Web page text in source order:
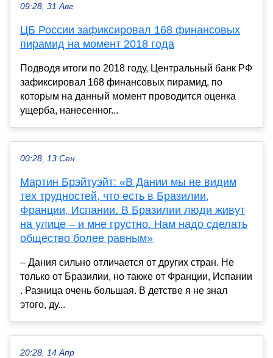
09:28, 31 Авг
ЦБ России зафиксировал 168 финансовых
пирамид на момент 2018 года
Подводя итоги по 2018 году, Центральный банк РФ
зафиксировал 168 финансовых пирамид, по
которым на данный момент проводится оценка
ущерба, нанесенног...
00:28, 13 Сен
Мартин Брэйтуэйт: «В Дании мы не видим
тех трудностей, что есть в Бразилии,
Франции, Испании. В Бразилии люди живут
на улице – и мне грустно. Нам надо сделать
общество более равным»
– Дания сильно отличается от других стран. Не
только от Бразилии, но также от Франции, Испании
. Разница очень большая. В детстве я не знал
этого, ду...
20:28, 14 Апр